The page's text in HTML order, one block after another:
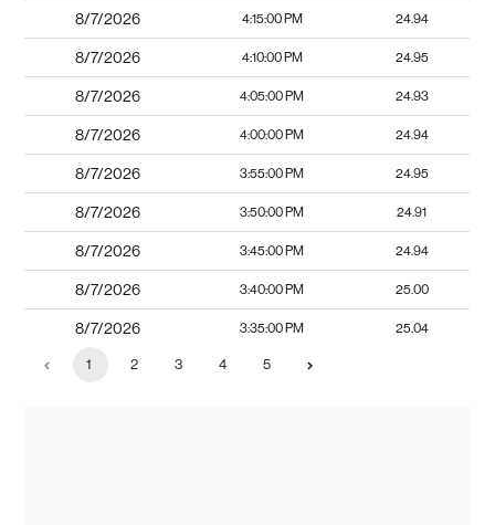
8/7/2026 4:15:00 PM 24.94
8/7/2026 4:10:00 PM 24.95
8/7/2026 4:05:00 PM 24.93
8/7/2026 4:00:00 PM 24.94
8/7/2026 3:55:00 PM 24.95
8/7/2026 3:50:00 PM 24.91
8/7/2026 3:45:00 PM 24.94
8/7/2026 3:40:00 PM 25.00
8/7/2026 3:35:00 PM 25.04
1 2 3 4 5